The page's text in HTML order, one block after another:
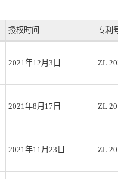
授权时间 专利
2021年12月3日 ZL
2021年8月17日 ZL
2021年11月23日 ZL